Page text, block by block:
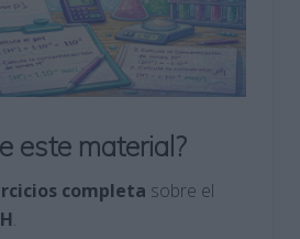
este material?
completa sobre el
.